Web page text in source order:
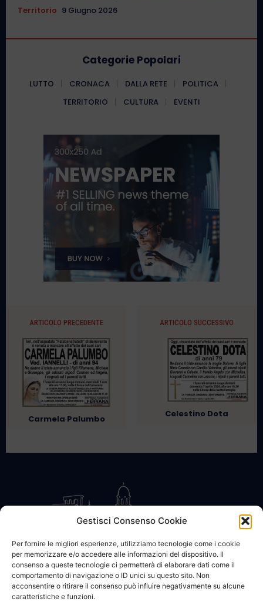
Gestisci Consenso Cookie
Per fornire le migliori esperienze, utilizziamo tecnologie come i cookie
per memorizzare e/o accedere alle informazioni del dispositivo. Il
consenso a queste tecnologie ci permetterà di elaborare dati come il
comportamento di navigazione o ID unici su questo sito. Non
acconsentire o ritirare il consenso può influire negativamente su alcune
caratteristiche e funzioni.
Territorio 9 Giugno 2026
Categorie Popolari
LUTTO CRONACA DALLA RETE
POLITICA
TERRITORIO
CULTURA EVENTI
ARTICOLO PRECEDENTE
Carmela Palumbo
ARTICOLO SUCCESSIVO
Celestino Dota
CONTATTACI COOKIE POLICY PRIVACY